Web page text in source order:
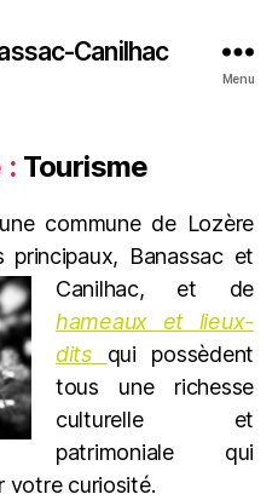
Canilhac
Menu
: Tourisme
commune de Lozère
Banassac et
Canilhac, et de
hameaux et lieux-
dits qui possèdent
tous une richesse
culturelle et
patrimoniale qui
votre curiosité.